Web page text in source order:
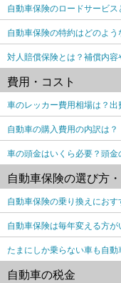
自動車保険のロードサービ
自動車保険の特約はどのよ
対人賠償保険とは？補償内
費用・コスト
車のレッカー費用相場は？
自動車の購入費用の内訳は？
車の頭金はいくら必要？頭
自動車保険の選び方
自動車保険の乗り換えにお
自動車保険は毎年変える方
たまにしか乗らない車も自
自動車の税金